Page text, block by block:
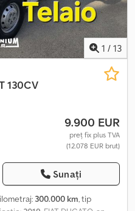
istoricul vehiculului etc. !!!!!
cheii: 185 !!!!! Djdpfjzp S Aaex
1 / 13
130CV
9.900 EUR
preț fix plus TVA
(12.078 EUR brut)
Sunați
300.000 km, tip